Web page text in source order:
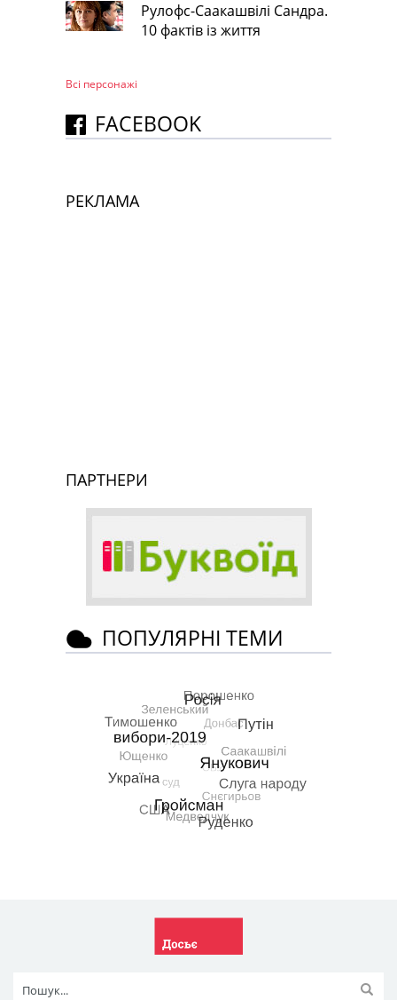
Рулофс-Саакашвілі Сандра.
10 фактів із життя
Всі персонажi
FACEBOOK
РЕКЛАМА
ПАРТНЕРИ
ПОПУЛЯРНІ ТЕМИ